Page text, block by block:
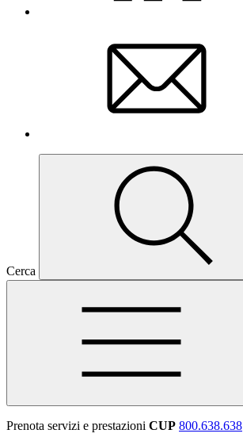
Cerca
Prenota servizi e prestazioni CUP 800.638.638